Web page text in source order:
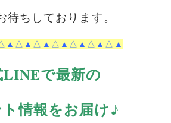
待ちしております。
で最新の
情報をお届け♪